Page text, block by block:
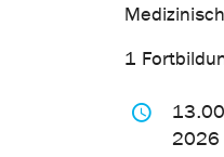
1
2026